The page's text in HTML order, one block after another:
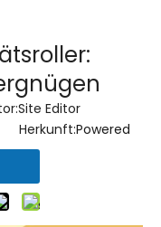
Editor
Herkunft:Powered